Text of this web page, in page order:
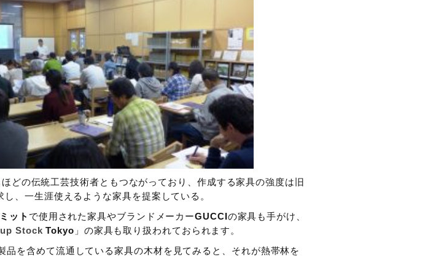
どの伝統工芸技術者ともつながっており、作成する家具の強度は旧
、一生涯使えるような家具を提案している。
ット で使用された家具やブランドメーカーGUCCIの家具も手がけ、
Stock Tokyo 」の家具も取り扱われておられます。
品を含めて流通している家具の木材を見てみると、それが熱帯林を